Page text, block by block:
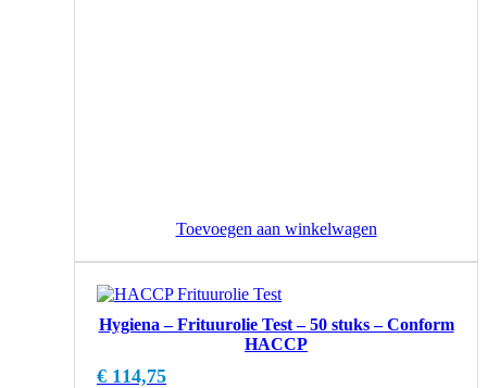
Toevoegen aan winkelwagen
Hygiena – Frituurolie Test – 50 stuks – Conform
HACCP
€ 114,75